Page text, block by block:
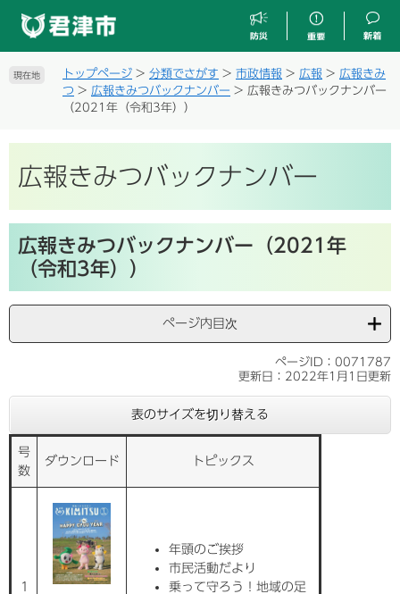
す
し
現在地 トップページ > 分類でさがす > 市政情報 > 広報 > 広報きみ
つ > 広報きみつバックナンバー > 広報きみつバックナンバー
（2021年（令和3年））
広報きみつバックナンバー
文広報きみつバックナンバー（2021年
（令和3年））
ページ内目次
ページID：0071787
更新日：2022年1月1日更新
表のサイズを切り替える
号
数
ダウンロード トピックス
1
年頭のご挨拶
市民活動だより
乗って守ろう！地域の足